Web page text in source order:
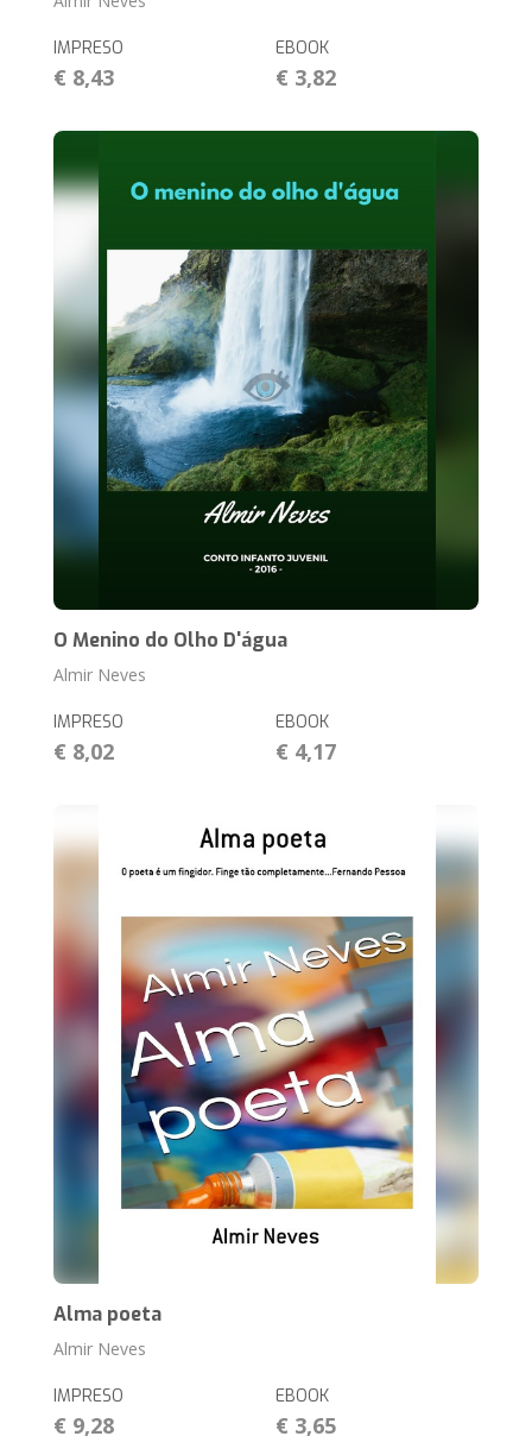
IMPRESO
€ 8,43
EBOOK
€ 3,82
O Menino do Olho D'água
Almir Neves
IMPRESO
€ 8,02
EBOOK
€ 4,17
Alma poeta
Almir Neves
IMPRESO
€ 9,28
EBOOK
€ 3,65